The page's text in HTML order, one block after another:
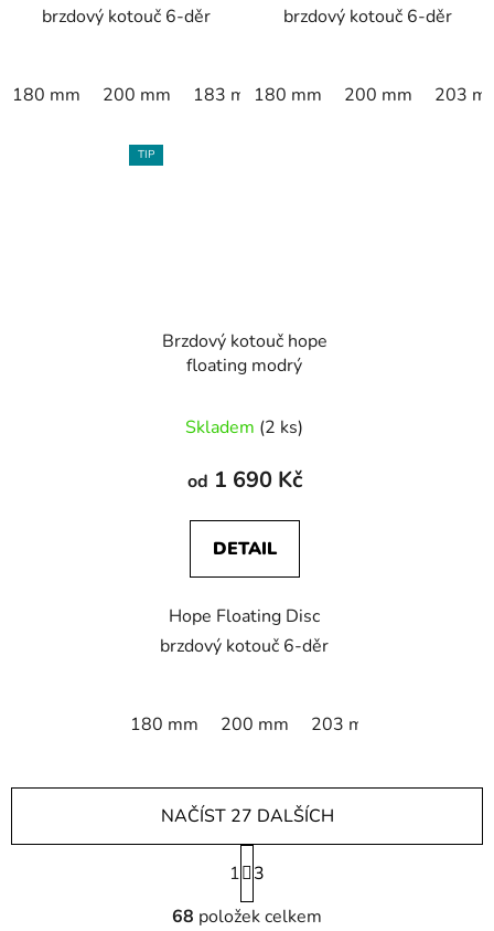
brzdový kotouč 6-děr
180 mm 200 mm 183 mm
brzdový kotouč 6-děr
180 mm 200 mm 203
TIP
Brzdový kotouč hope
floating modrý
Skladem (2 ks)
od 1 690 Kč
DETAIL
Hope Floating Disc
brzdový kotouč 6-děr
180 mm 200 mm 203 mm
O
v
NAČÍST 27 DALŠÍCH
S
t
r
á
1
3
68 položek celkem